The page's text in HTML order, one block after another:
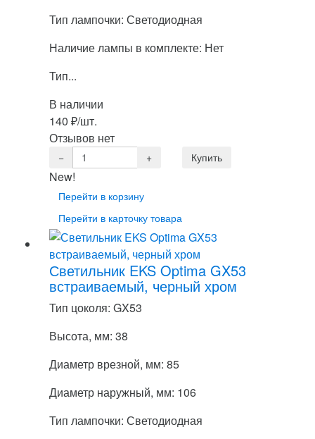
Тип лампочки: Светодиодная
Наличие лампы в комплекте: Нет
Тип...
В наличии
140 ₽/шт.
Отзывов нет
New!
Перейти в корзину
Перейти в карточку товара
Светильник EKS Optima GX53
встраиваемый, черный хром
Тип цоколя: GX53
Высота, мм: 38
Диаметр врезной, мм: 85
Диаметр наружный, мм: 106
Тип лампочки: Светодиодная